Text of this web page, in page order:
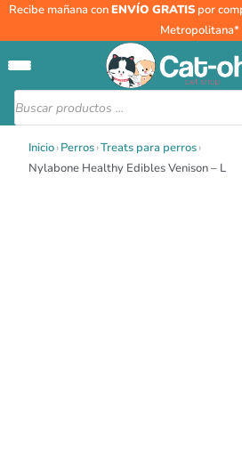
Recibe mañana conENVÍO GRATIS por
Metropolitana*
Búsqueda
de
productos
Inicio›Perros›Treats para perros›
Nylabone Healthy Edibles Venison – L